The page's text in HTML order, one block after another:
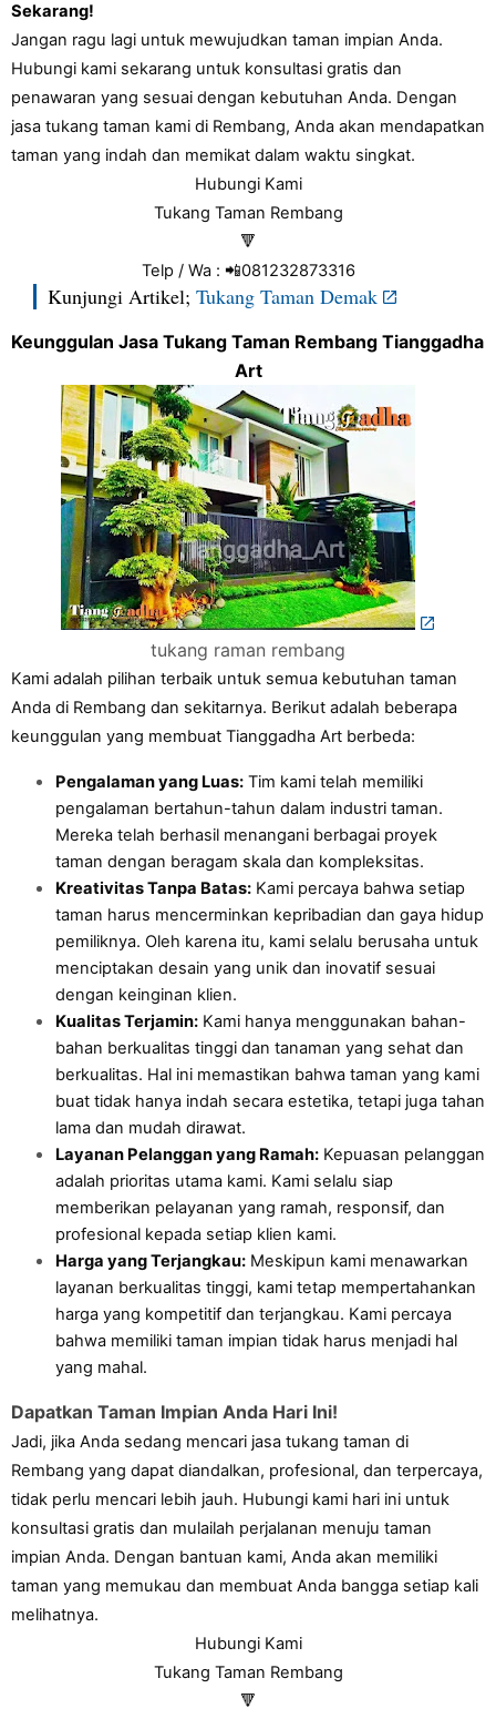
Sekarang!
Jangan ragu lagi untuk mewujudkan taman impian Anda.
Hubungi kami sekarang untuk konsultasi gratis dan
penawaran yang sesuai dengan kebutuhan Anda. Dengan
jasa tukang taman kami di Rembang, Anda akan mendapatkan
taman yang indah dan memikat dalam waktu singkat.
Hubungi Kami
Tukang Taman Rembang
🔻
Telp / Wa : 📲081232873316
Kunjungi Artikel; Tukang Taman Demak
Keunggulan Jasa Tukang Taman Rembang Tianggadha
Art
tukang raman rembang
Kami adalah pilihan terbaik untuk semua kebutuhan taman
Anda di Rembang dan sekitarnya. Berikut adalah beberapa
keunggulan yang membuat Tianggadha Art berbeda:
Pengalaman yang Luas: Tim kami telah memiliki
pengalaman bertahun-tahun dalam industri taman.
Mereka telah berhasil menangani berbagai proyek
taman dengan beragam skala dan kompleksitas.
Kreativitas Tanpa Batas: Kami percaya bahwa setiap
taman harus mencerminkan kepribadian dan gaya hidup
pemiliknya. Oleh karena itu, kami selalu berusaha untuk
menciptakan desain yang unik dan inovatif sesuai
dengan keinginan klien.
Kualitas Terjamin: Kami hanya menggunakan bahan-
bahan berkualitas tinggi dan tanaman yang sehat dan
berkualitas. Hal ini memastikan bahwa taman yang kami
buat tidak hanya indah secara estetika, tetapi juga tahan
lama dan mudah dirawat.
Layanan Pelanggan yang Ramah: Kepuasan pelanggan
adalah prioritas utama kami. Kami selalu siap
memberikan pelayanan yang ramah, responsif, dan
profesional kepada setiap klien kami.
Harga yang Terjangkau: Meskipun kami menawarkan
layanan berkualitas tinggi, kami tetap mempertahankan
harga yang kompetitif dan terjangkau. Kami percaya
bahwa memiliki taman impian tidak harus menjadi hal
yang mahal.
Dapatkan Taman Impian Anda Hari Ini!
Jadi, jika Anda sedang mencari jasa tukang taman di
Rembang yang dapat diandalkan, profesional, dan terpercaya,
tidak perlu mencari lebih jauh. Hubungi kami hari ini untuk
konsultasi gratis dan mulailah perjalanan menuju taman
impian Anda. Dengan bantuan kami, Anda akan memiliki
taman yang memukau dan membuat Anda bangga setiap kali
melihatnya.
Hubungi Kami
Tukang Taman Rembang
🔻